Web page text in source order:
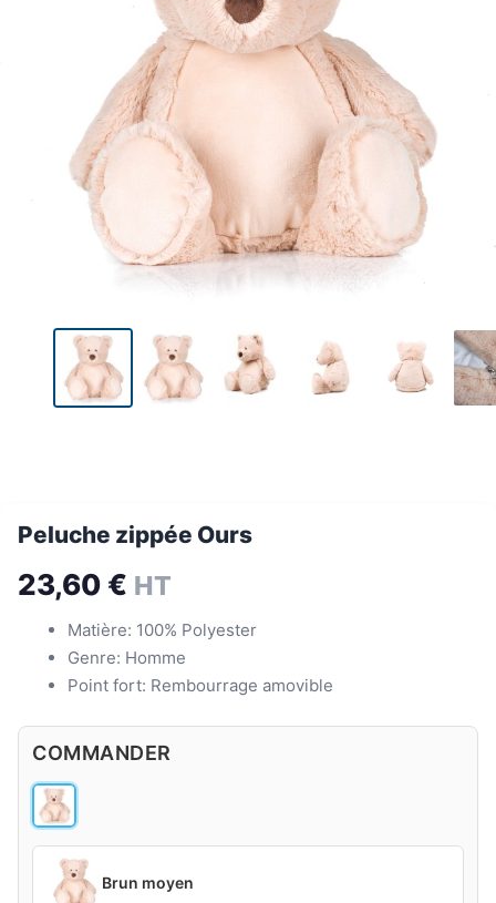
Peluche zippée Ours
23,60 € HT
Matière: 100% Polyester
Genre: Homme
Point fort: Rembourrage amovible
COMMANDER
Brun moyen